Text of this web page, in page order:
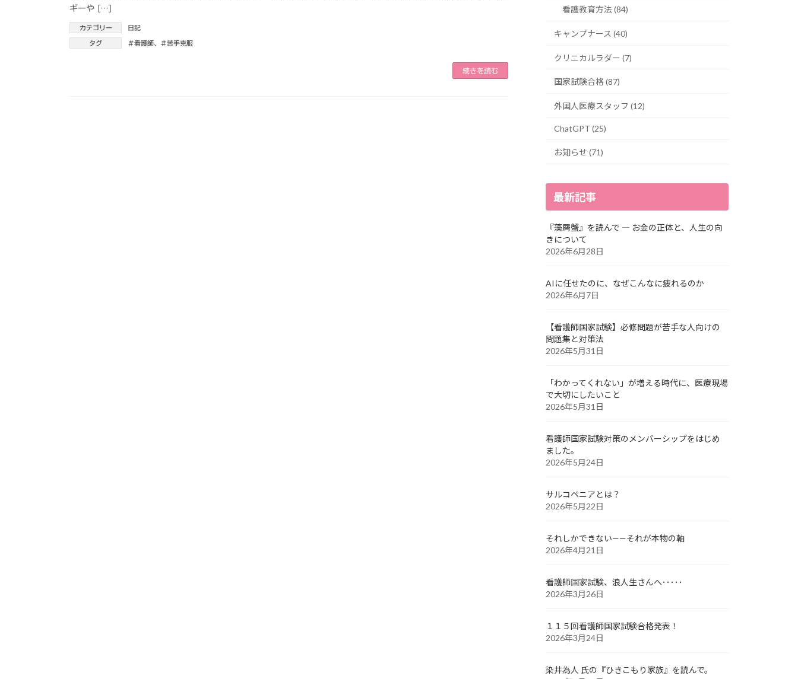
ギーや […]
カテゴリー 日記
タグ ＃看護師 ＃苦手克服
続きを読む
看護教育方法 (84)
キャンプナース (40)
クリニカルラダー (7)
国家試験合格 (87)
外国人医療スタッフ (12)
ChatGPT (25)
お知らせ (71)
最新記事
『藻屑蟹』を読んで ― お金の正体と、人生の向
きについて
2026年6月28日
AIに任せたのに、なぜこんなに疲れるのか
2026年6月7日
【看護師国家試験】必修問題が苦手な人向けの
問題集と対策法
2026年5月31日
「わかってくれない」が増える時代に、医療現場
で大切にしたいこと
2026年5月31日
看護師国家試験対策のメンバーシップをはじめ
ました。
2026年5月24日
サルコペニアとは？
2026年5月22日
それしかできない——それが本物の軸
2026年4月21日
看護師国家試験、浪人生さんへ･････
2026年3月26日
１１５回看護師国家試験合格発表！
2026年3月24日
染井為人 氏の『ひきこもり家族』を読んで。